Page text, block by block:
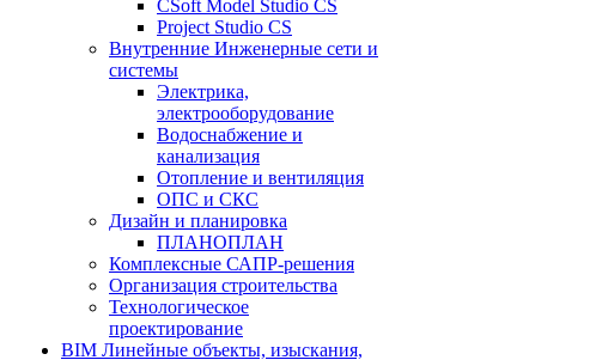
CSoft Model Studio CS
Project Studio CS
Внутренние Инженерные сети и
системы
Электрика,
электрооборудование
Водоснабжение и
канализация
Отопление и вентиляция
ОПС и СКС
Дизайн и планировка
ПЛАНОПЛАН
Комплексные САПР-решения
Организация строительства
Технологическое
проектирование
BIM Линейные объекты, изыскания,